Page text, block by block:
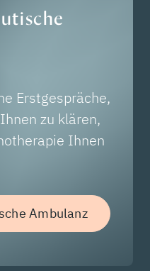
Erstgespräche,
zu klären,
Ihnen
Ambulanz